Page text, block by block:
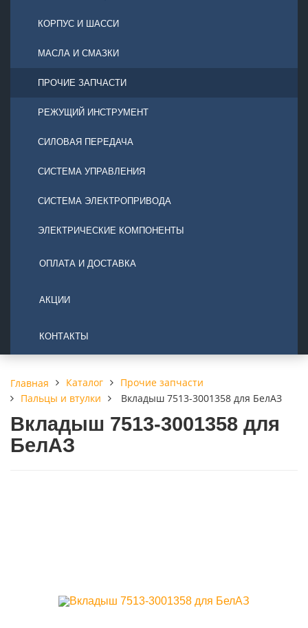
КОРПУС И ШАССИ
МАСЛА И СМАЗКИ
ПРОЧИЕ ЗАПЧАСТИ
РЕЖУЩИЙ ИНСТРУМЕНТ
СИЛОВАЯ ПЕРЕДАЧА
СИСТЕМА УПРАВЛЕНИЯ
СИСТЕМА ЭЛЕКТРОПРИВОДА
ЭЛЕКТРИЧЕСКИЕ КОМПОНЕНТЫ
ОПЛАТА И ДОСТАВКА
АКЦИИ
КОНТАКТЫ
Главная Каталог
Прочие запчасти
Пальцы и втулки
Вкладыш 7513-3001358 для БелАЗ
Вкладыш 7513-3001358 для
БелАЗ